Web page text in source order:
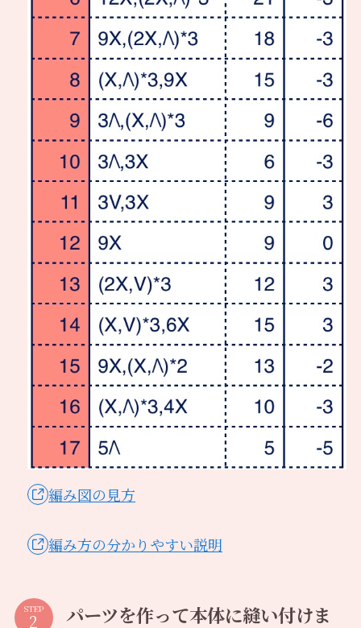
編み図の見方
編み方の分かりやすい説明
STEP パーツを作って本体に縫い付けま